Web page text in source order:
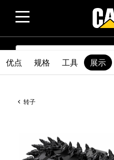
SEARCH
转子
优点 规格 工具 展示